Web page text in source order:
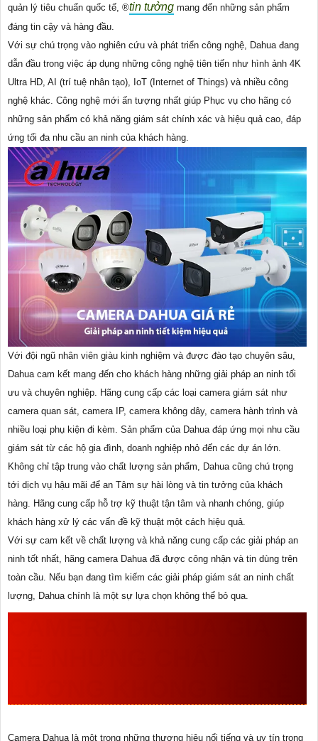
quản lý tiêu chuẩn quốc tế, ®️tin tưởng mang đến những sản phẩm
đáng tin cậy và hàng đầu.
Với sự chú trọng vào nghiên cứu và phát triển công nghệ, Dahua đang
dẫn đầu trong việc áp dụng những công nghệ tiên tiến như hình ảnh 4K
Ultra HD, AI (trí tuệ nhân tạo), IoT (Internet of Things) và nhiều công
nghệ khác. Công nghệ mới ấn tượng nhất giúp Phục vụ cho hãng có
những sản phẩm có khả năng giám sát chính xác và hiệu quả cao, đáp
ứng tối đa nhu cầu an ninh của khách hàng.
Với đội ngũ nhân viên giàu kinh nghiệm và được đào tạo chuyên sâu,
Dahua cam kết mang đến cho khách hàng những giải pháp an ninh tối
ưu và chuyên nghiệp. Hãng cung cấp các loại camera giám sát như
camera quan sát, camera IP, camera không dây, camera hành trình và
nhiều loại phụ kiện đi kèm. Sản phẩm của Dahua đáp ứng mọi nhu cầu
giám sát từ các hộ gia đình, doanh nghiệp nhỏ đến các dự án lớn.
Không chỉ tập trung vào chất lượng sản phẩm, Dahua cũng chú trọng
tới dịch vụ hậu mãi để an Tâm sự hài lòng và tin tưởng của khách
hàng. Hãng cung cấp hỗ trợ kỹ thuật tận tâm và nhanh chóng, giúp
khách hàng xử lý các vấn đề kỹ thuật một cách hiệu quả.
Với sự cam kết về chất lượng và khả năng cung cấp các giải pháp an
ninh tốt nhất, hãng camera Dahua đã được công nhận và tin dùng trên
toàn cầu. Nếu bạn đang tìm kiếm các giải pháp giám sát an ninh chất
lượng, Dahua chính là một sự lựa chọn không thể bỏ qua.
Camera Dahua là một trong những thương hiệu nổi tiếng và uy tín trong